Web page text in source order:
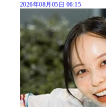
2026年08月05日 06:15